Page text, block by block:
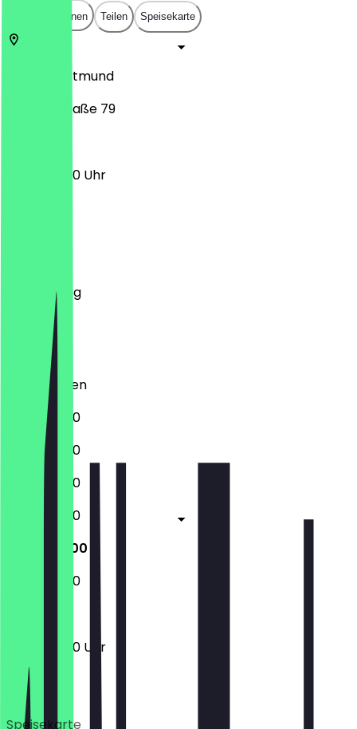
In App öffnen Teilen Speisekarte
Dortmund
Harkortstraße 79
14:00 - 21:00 Uhr
Donnerstag
Samstag
Sonntag
Geschlossen
14:00 - 21:00
14:00 - 21:00
14:00 - 21:00
14:00 - 21:00
14:00 - 21:00
14:00 - 21:00
14:00 - 21:00 Uhr
Deals
Speisekarte